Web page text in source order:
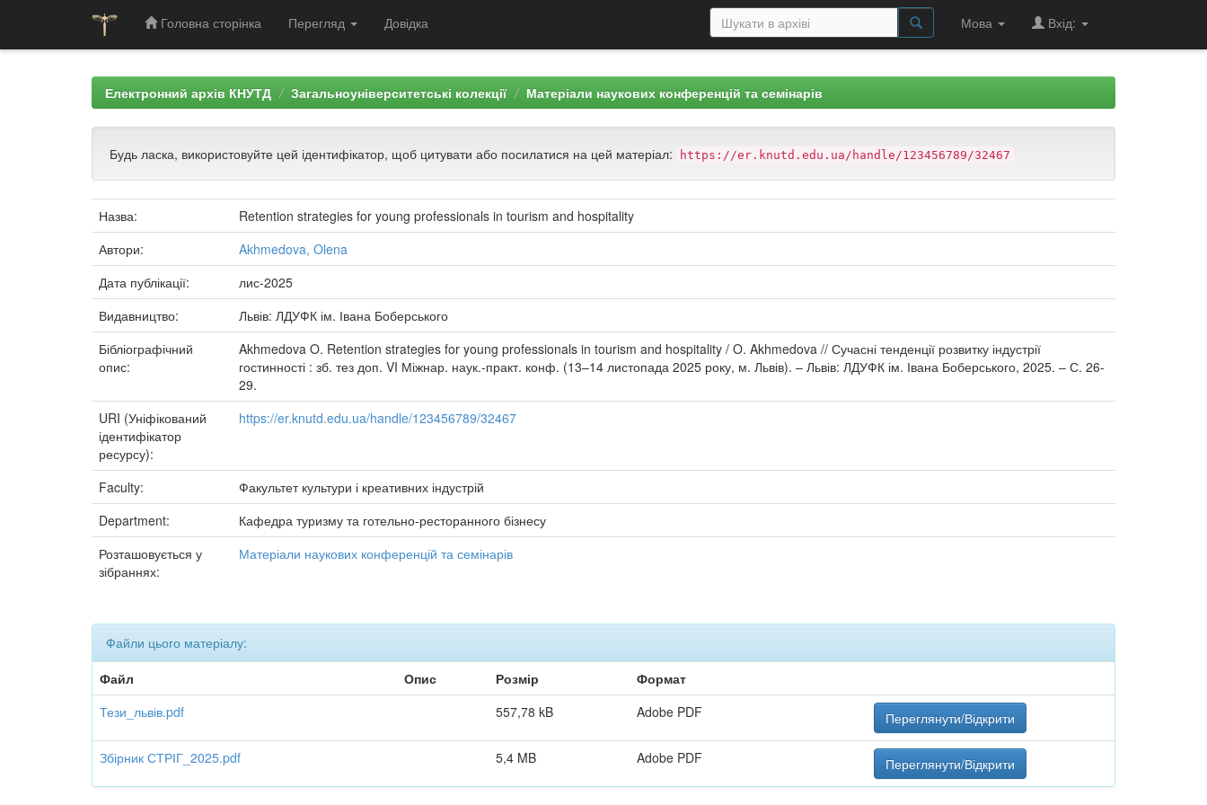
Головна сторінка Перегляд Довідка Мова Вхід:
Електронний архів КНУТД Загальноуніверситетські колекції Матеріали наукових конференцій та семінарів
Будь ласка, використовуйте цей ідентифікатор, щоб цитувати або посилатися на цей матеріал: https://er.knutd.edu.ua/handle/123456789/32467
Назва:
Retention strategies for young professionals in tourism and hospitality
Автори:
Akhmedova, Olena
Дата публікації:
лис-2025
Видавництво:
Львів: ЛДУФК ім. Івана Боберського
Бібліографічний
опис:
Akhmedova O. Retention strategies for young professionals in tourism and hospitality / O. Akhmedova // Сучасні тенденції розвитку індустрії
гостинності : зб. тез доп. VI Міжнар. наук.-практ. конф. (13–14 листопада 2025 року, м. Львів). – Львів: ЛДУФК ім. Івана Боберського, 2025. – С. 26-
29.
URI (Уніфікований
ідентифікатор
ресурсу):
https://er.knutd.edu.ua/handle/123456789/32467
Faculty:
Факультет культури і креативних індустрій
Department:
Кафедра туризму та готельно-ресторанного бізнесу
Розташовується у
зібраннях:
Матеріали наукових конференцій та семінарів
Файли цього матеріалу:
Файл
Опис Розмір
Формат
Тези_львів.pdf
557,78 kB Adobe PDF Переглянути/Відкрити
Збірник СТРІГ_2025.pdf 5,4 MB Adobe PDF Переглянути/Відкрити